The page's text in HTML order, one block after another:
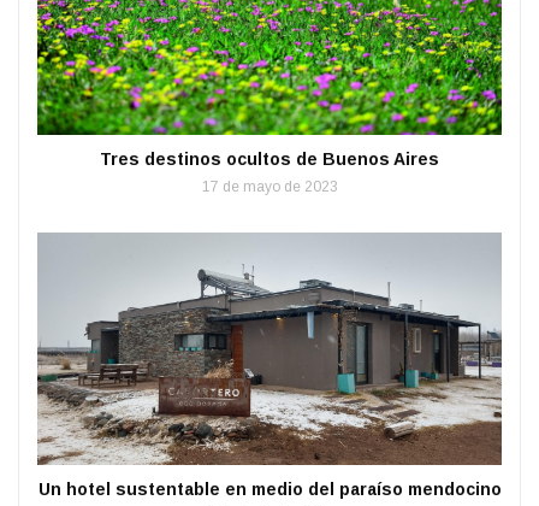
Tres destinos ocultos de Buenos Aires
17 de mayo de 2023
Un hotel sustentable en medio del paraíso mendocino